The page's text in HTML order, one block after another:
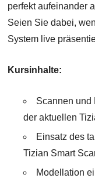
perfekt aufeinander
Seien Sie dabei,
System live
Kursinhalte:
Scannen und
der aktuellen
Einsatz des
Tizian Smart
Modellation